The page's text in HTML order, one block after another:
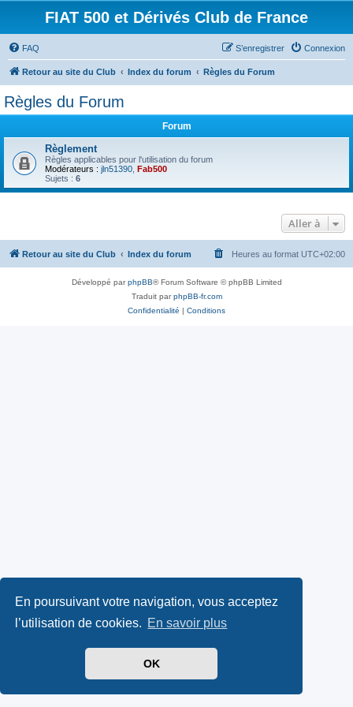
En poursuivant votre navigation, vous acceptez
l’utilisation de cookies. En savoir plus
OK
FIAT 500 et Dérivés Club de France
FAQ Connexion
S’enregistrer
Retour au site du Club Index du forum Règles du Forum
Règles du Forum
Forum
Règlement
Règles applicables pour l'utilisation du forum
Modérateurs : jln51390 Fab500
Sujets : 6
Aller à
Retour au site du Club Index du forum Heures au format UTC+02:00
Développé parphpBB® Forum Software © phpBB Limited
Traduit parphpBB-fr.com
Confidentialité | Conditions